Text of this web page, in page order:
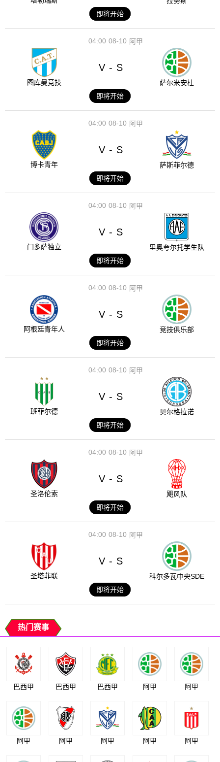
即将开始
08-10
04:00 阿甲
图库曼竞技
V - S
萨尔米安杜
即将开始
08-10
04:00 阿甲
博卡青年
V - S
萨斯菲尔德
即将开始
08-10
04:00 阿甲
门多萨独立
V - S
里奥夸尔托学生队
即将开始
08-10
04:00 阿甲
阿根廷青年人
V - S
竞技俱乐部
即将开始
08-10
04:00 阿甲
班菲尔德
V - S
贝尔格拉诺
即将开始
08-10
04:00 阿甲
圣洛伦索
V - S
飓风队
即将开始
08-10
04:00 阿甲
圣塔菲联
V - S
科尔多瓦中央SDE
即将开始
热门赛事
巴西甲 巴西甲 巴西甲 阿甲 阿甲
阿甲 阿甲 阿甲 阿甲 阿甲